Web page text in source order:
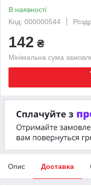
В наявності
Код: 000000544
142 ₴
Мінімальна сума
Опис Доставка